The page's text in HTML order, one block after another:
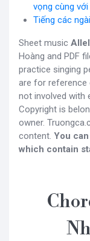
vọng cùng
Tiếng các
Sheet music
Hoàng and PDF
practice singing
are for reference
not involved with
Copyright is
owner.
content. You
which contain